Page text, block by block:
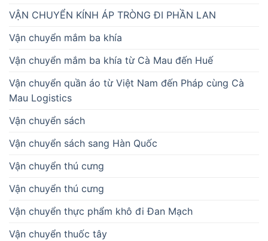
VẬN CHUYỂN KÍNH ÁP TRÒNG ĐI PHẦN LAN
Vận chuyển mắm ba khía
Vận chuyển mắm ba khía từ Cà Mau đến Huế
Vận chuyển quần áo từ Việt Nam đến Pháp cùng Cà
Mau Logistics
Vận chuyển sách
Vận chuyển sách sang Hàn Quốc
Vận chuyển thú cưng
Vận chuyển thú cưng
Vận chuyển thực phẩm khô đi Đan Mạch
Vận chuyển thuốc tây